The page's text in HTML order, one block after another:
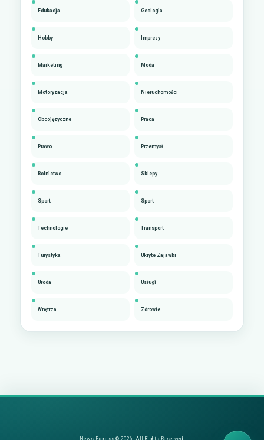
Edukacja Geologia
Hobby Imprezy
Marketing Moda
Motoryzacja Nieruchomości
Obcojęzyczne Praca
Prawo Przemysł
Rolnictwo Sklepy
Sport Sport
Technologie Transport
Turystyka Ukryte Zajawki
Uroda Usługi
Wnętrza Zdrowie